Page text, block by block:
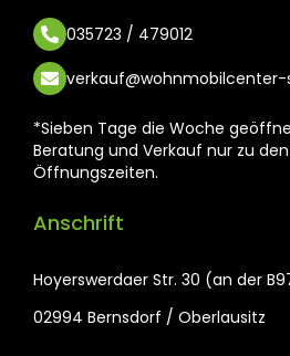
035723 / 479012
verkauf@wohnmobilcenter-
*Sieben Tage die Woche
Beratung und Verkauf nur zu
Öffnungszeiten.
Anschrift
Hoyerswerdaer Str. 30 (an der
02994 Bernsdorf / Oberlausitz